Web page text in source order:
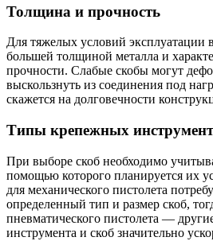
Толщина и прочность
Для тяжелых условий эксплуатации
большей толщиной металла и
прочности. Слабые скобы могут
выскользнуть из соединения под
скажется на долговечности
Типы крепежных
При выборе скоб необходимо
помощью которого планируется их
для механического пистолета
определенный тип и размер скоб,
пневматического пистолета —
инструмента и скоб значительно